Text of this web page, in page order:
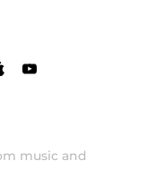
music and